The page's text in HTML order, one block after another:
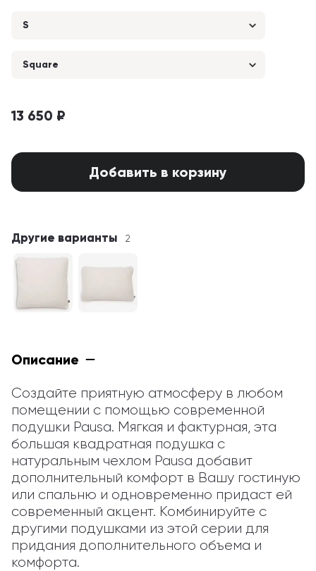
S
Square
13 650 ₽
Добавить в корзину
Другие варианты 2
Описание
Создайте приятную атмосферу в любом
помещении с помощью современной
подушки Pausa. Мягкая и фактурная, эта
большая квадратная подушка с
натуральным чехлом Pausa добавит
дополнительный комфорт в Вашу гостиную
или спальню и одновременно придаст ей
современный акцент. Комбинируйте с
другими подушками из этой серии для
придания дополнительного объема и
комфорта.